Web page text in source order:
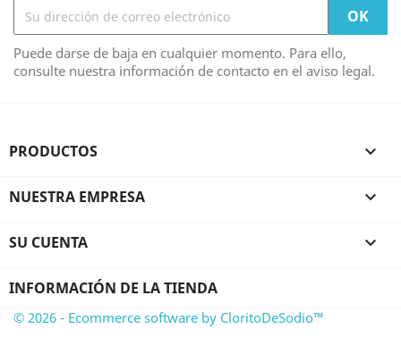
Puede darse de baja en cualquier momento. Para ello,
consulte nuestra información de contacto en el aviso legal.
PRODUCTOS 
NUESTRA EMPRESA 
SU CUENTA 
INFORMACIÓN DE LA TIENDA
© 2026 - Ecommerce software by CloritoDeSodio™